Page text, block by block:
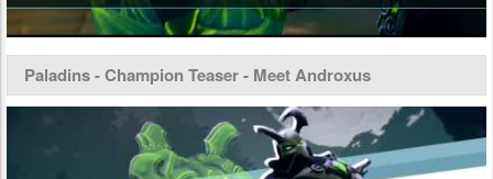
Paladins - Champion Teaser - Meet Androxus